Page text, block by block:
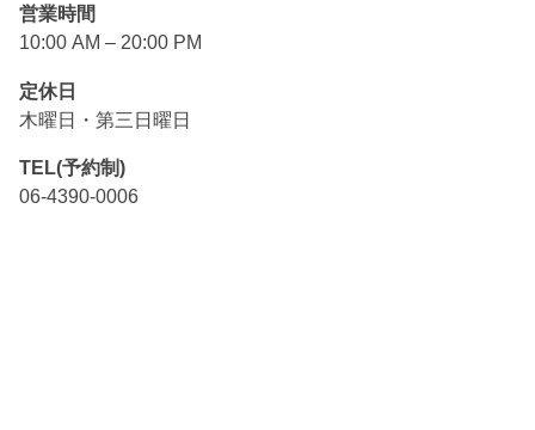
営業時間
10:00 AM – 20:00 PM
定休日
木曜日・第三日曜日
TEL(予約制)
06-4390-0006